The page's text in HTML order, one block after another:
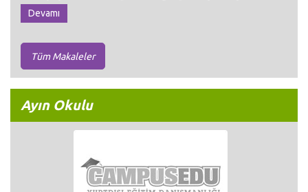
Devamı
Tüm Makaleler
Ayın Okulu